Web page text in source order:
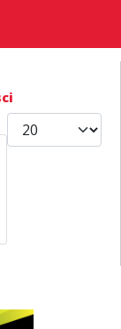
» 19 - 28
sono i nostri
Inclusion
Visualizza #